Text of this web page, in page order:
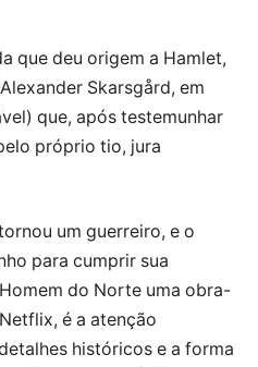
que deu origem a Hamlet,
Skarsgård, em
que, após testemunhar
próprio tio, jura
um guerreiro, e o
para cumprir sua
do Norte uma obra-
é a atenção
históricos e a forma